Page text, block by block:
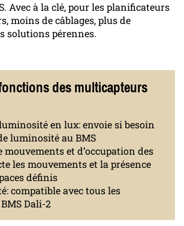
Avec à la clé, pour les planificateurs
moins de câblages, plus de
solutions pérennes.
des multicapteurs
en lux: envoie si besoin
luminosité au BMS
mouvements et d’occupation des
les mouvements et la présence
définis
compatible avec tous les
Dali-2